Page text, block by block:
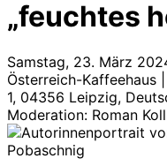
„feuchtes
Samstag, 23. März
Österreich-Kaffeehaus
1, 04356 Leipzig,
Moderation: Roman
Pobaschnig